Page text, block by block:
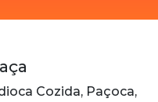
Cozida, Paçoca,